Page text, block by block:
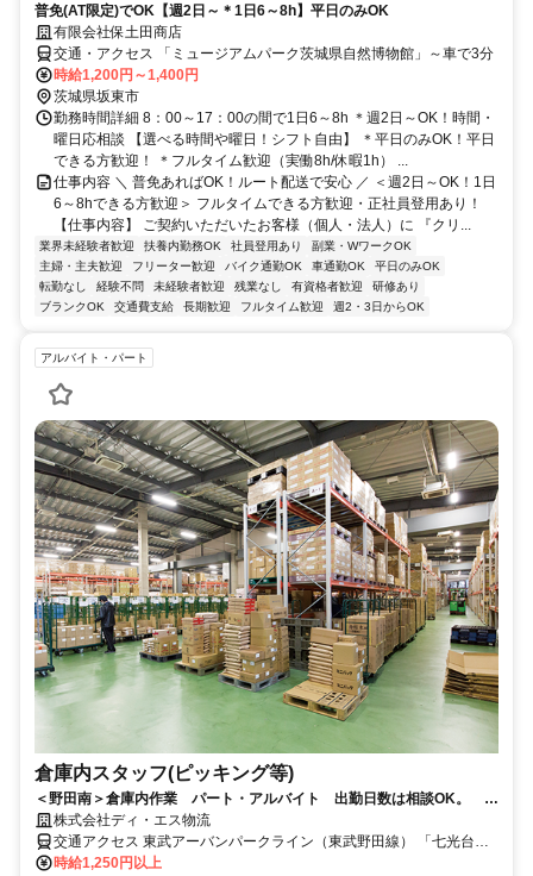
普免(AT限定)でOK【週2日～＊1日6～8h】平日のみOK
有限会社保土田商店
交通・アクセス 「ミュージアムパーク茨城県自然博物館」～車で3分
時給1,200円～1,400円
茨城県坂東市
勤務時間詳細 8：00～17：00の間で1日6～8h ＊週2日～OK！時間・
曜日応相談 【選べる時間や曜日！シフト自由】 ＊平日のみOK！平日
できる方歓迎！ ＊フルタイム歓迎（実働8h/休暇1h） ...
仕事内容 ＼ 普免あればOK！ルート配送で安心 ／ ＜週2日～OK！1日
6～8hできる方歓迎＞ フルタイムできる方歓迎・正社員登用あり！
【仕事内容】 ご契約いただいたお客様（個人・法人）に 『クリ...
業界未経験者歓迎 扶養内勤務OK 社員登用あり
副業・WワークOK
主婦・主夫歓迎
フリーター歓迎 バイク通勤OK 車通勤OK
平日のみOK
転勤なし
経験不問 未経験者歓迎 残業なし 有資格者歓迎
研修あり
ブランクOK
交通費支給 長期歓迎 フルタイム歓迎 週2・3日からOK
アルバイト・パート
倉庫内スタッフ(ピッキング等)
＜野田南＞倉庫内作業 パート・アルバイト 出勤日数は相談OK。 あ
なたらしい働き方で活躍しませんか？
株式会社ディ・エス物流
交通アクセス 東武アーバンパークライン（東武野田線） 「七光台
駅」より徒歩19分
時給1,250円以上